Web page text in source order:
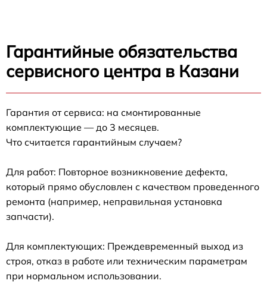
Гарантийные обязательства
сервисного центра в Казани
Гарантия от сервиса: на смонтированные
комплектующие — до 3 месяцев.
Что считается гарантийным случаем?
Для работ: Повторное возникновение дефекта,
который прямо обусловлен с качеством проведенного
ремонта (например, неправильная установка
запчасти).
Для комплектующих: Преждевременный выход из
строя, отказ в работе или техническим параметрам
при нормальном использовании.